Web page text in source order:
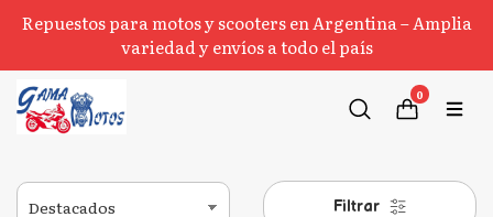
Repuestos para motos y scooters en Argentina – Amplia
variedad y envíos a todo el país
0
Filtrar